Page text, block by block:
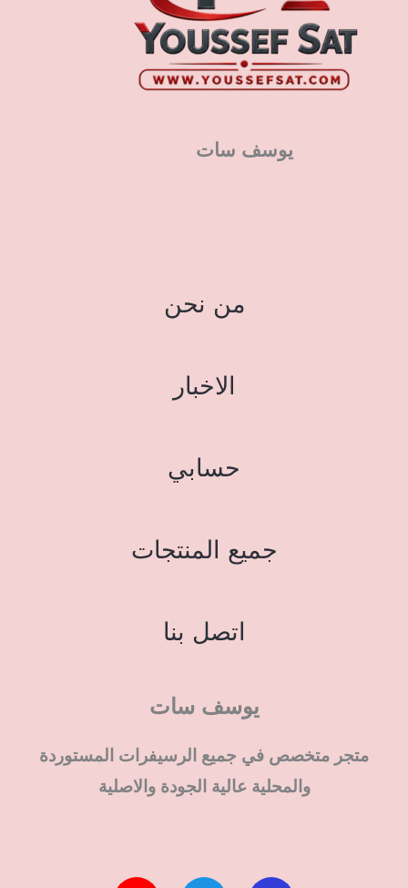
يوسف سات
من نحن
الاخبار
حسابي
جميع المنتجات
اتصل بنا
يوسف سات
متجر متخصص في جميع الرسيفرات المستوردة
والمحلية عالية الجودة والاصلية